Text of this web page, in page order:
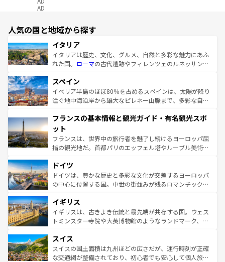
AD
人気の国と地域から探す
イタリア
イタリアは歴史、文化、グルメ、自然と多彩な魅力にあふ
れた国。 ローマの古代遺跡やフィレンツェのルネッサンス
ろん、トスカーナの美しい田園風景やアマルフィ海岸の絶
景など、自然景観も見逃せない。観光の合間には、本場の
ピザやパスタなど、絶品のイタリア料理を堪能することも
ませてくれるイタリアで、忘れられない旅をしてみよう！
なお、新着のイタリア情報は
しい。
スペイン
イベリア半島のほぼ80％を占めるスペインは、太陽が降り
注ぐ地中海沿岸から雄大なピレネー山脈まで、多彩な自然
文化が根付くこの国では、情熱的なフラメンコ、熱気あふ
れる闘牛、そして美味しいタパスが生活の一部となってい
る。首都マドリードの洗練された雰囲気や、バルセロナの
アートに溢れた街角から、地方では古代ローマ遺跡や中世
せる。地方によって風土や気候が異なるスペインはその個
性で訪れる人を魅了する。 なお、新着のスペイン情報は コ
ンテンツ一覧を参照してほしい。
フランスの基本情報と観光ガイド・有名観光スポ
ット
フランスは、世界中の旅行者を魅了し続けるヨーロッパ屈
指の観光地だ。首都パリのエッフェル塔やルーブル美術館
で、幅広い魅力が詰まっている。華麗な宮殿、歴史的な大
聖堂、美しいビーチ、そして豊かな自然が、訪れる者を心
から魅了する。また、フランスは美食の国としても知ら
いる。シャンパンの発祥地であるランス、プロヴァンスの
香り高いラベンダー畑など、多彩な楽しみ方が可能だ。さ
らに、パリ以外の地域にも魅力が溢れており、どの街角に
れる地方に足を運ぶとそれぞれで全く異なる文化を体験で
きるだろう。 なお、新着のフランス情報はコンテンツ一覧
を参照してほしい。
ドイツ
ドイツは、豊かな歴史と多彩な文化が交差するヨーロッパ
の中心に位置する国。中世の街並みが残るロマンチック街
顔を持つこの国は、どこを歩いても飽きることがない。ベ
ルリンの文化的活気、バイエルン州のアルプスの絶景、そ
してライン川沿いのワイン畑といった風景は必見。ビール
は、お酒好きな人にはぜひ体験してほしい。 なお、新着の
ドイツ情報はコンテンツ一覧を参照してほしい。
イギリス
イギリスは、古きよき伝統と最先端が共存する国。ウェス
トミンスター寺院や大英博物館のようなランドマーク、歴
リアごとに異なる魅力がある。また、優雅なアフタヌーン
ティー、ビール好きにはたまらない英国パブ、サッカー観
戦など、本場だからこそできる体験も豊富。イギリスを旅
スイス
スイスの国土面積は九州ほどの広さだが、運行時刻が正確
な交通網が整備されており、初心者でも安心して個人旅行